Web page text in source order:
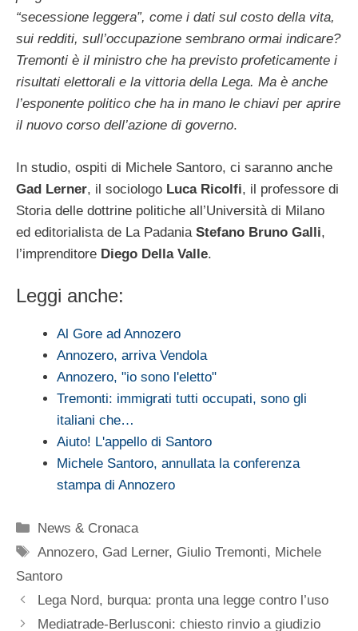
“secessione leggera”, come i dati sul costo della vita,
sui redditi, sull’occupazione sembrano ormai indicare?
Tremonti è il ministro che ha previsto profeticamente i
risultati elettorali e la vittoria della Lega. Ma è anche
l’esponente politico che ha in mano le chiavi per aprire
il nuovo corso dell’azione di governo.
In studio, ospiti di Michele Santoro, ci saranno anche
Gad Lerner, il sociologo Luca Ricolfi, il professore di
Storia delle dottrine politiche all’Università di Milano
ed editorialista de La Padania Stefano Bruno Galli,
l’imprenditore Diego Della Valle.
Leggi anche:
Al Gore ad Annozero
Annozero, arriva Vendola
Annozero, "io sono l'eletto"
Tremonti: immigrati tutti occupati, sono gli
italiani che…
Aiuto! L'appello di Santoro
Michele Santoro, annullata la conferenza
stampa di Annozero
Categorie
News & Cronaca
Tag
Annozero, Gad Lerner, Giulio Tremonti, Michele
Santoro
Lega Nord, burqua: pronta una legge contro l’uso
Mediatrade-Berlusconi: chiesto rinvio a giudizio